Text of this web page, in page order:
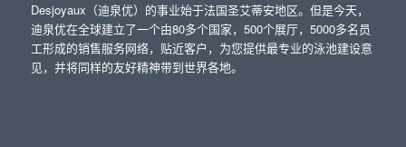
Desjoyaux（迪泉优）的事业始于法国圣艾蒂安地区。但是今天，
迪泉优在全球建立了一个由80多个国家，500个展厅，5000多名员
工形成的销售服务网络，贴近客户，为您提供最专业的泳池建设意
见，并将同样的友好精神带到世界各地。